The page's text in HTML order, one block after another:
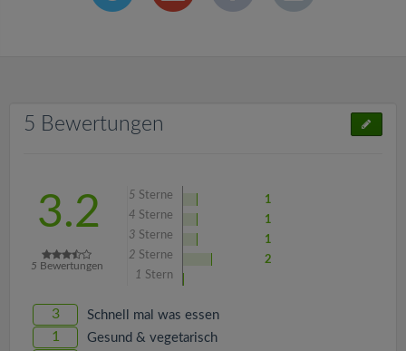
5 Bewertungen
3.2
5 Bewertungen
5 Sterne
1
4 Sterne
1
3 Sterne
1
2 Sterne
2
1 Stern
3 Schnell mal was essen
1 Gesund & vegetarisch